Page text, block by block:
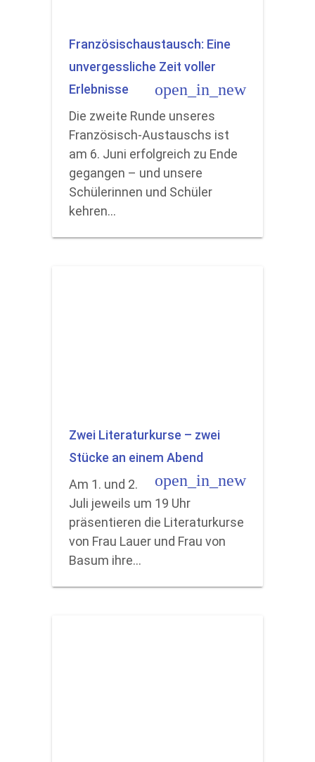
Französischaustausch: Eine
unvergessliche Zeit voller
Erlebnisse
open_in_new
Die zweite Runde unseres
Französisch-Austauschs ist
am 6. Juni erfolgreich zu Ende
gegangen – und unsere
Schülerinnen und Schüler
kehren…
Zwei Literaturkurse – zwei
Stücke an einem Abend
open_in_new
Am 1. und 2.
Juli jeweils um 19 Uhr
präsentieren die Literaturkurse
von Frau Lauer und Frau von
Basum ihre…